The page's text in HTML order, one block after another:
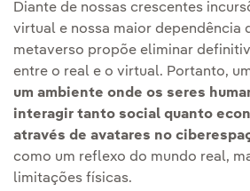
Diante de nossas crescentes
virtual e nossa maior dependência
metaverso propõe eliminar
entre o real e o virtual. Portanto,
um ambiente onde os seres
interagir tanto social quanto
através de avatares no
como um reflexo do mundo real,
limitações físicas.